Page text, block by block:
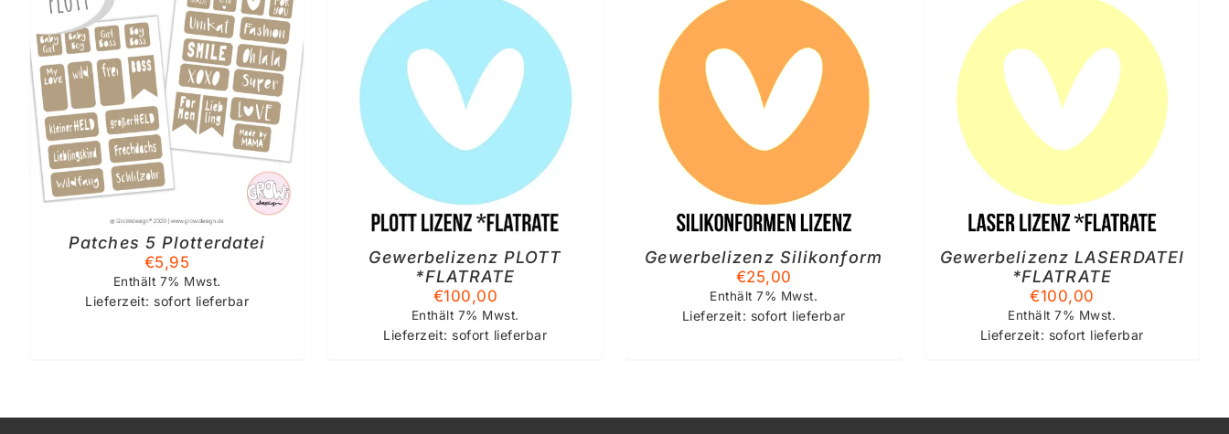
Patches 5 Plotterdatei
€5,95
Enthält 7% Mwst.
Lieferzeit: sofort lieferbar
IN DEN WARENKORB
/
DETAILS
Gewerbelizenz PLOTT
*FLATRATE
€100,00
Enthält 7% Mwst.
Lieferzeit: sofort lieferbar
IN DEN WARENKORB
DETAILS
Gewerbelizenz Silikonform
€25,00
Enthält 7% Mwst.
Lieferzeit: sofort lieferbar
IN DEN WARENKORB
/
DETAILS
Gewerbelizenz LASERDATEI
*FLATRATE
€100,00
Enthält 7% Mwst.
Lieferzeit: sofort lieferbar